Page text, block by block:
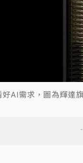
好AI需求，圖為輝